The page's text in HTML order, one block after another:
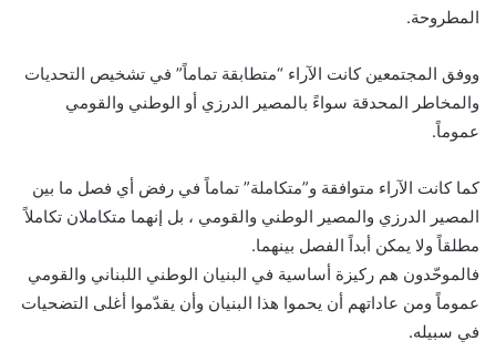
المطروحة.
ووفق المجتمعين كانت الآراء “متطابقة تماماً” في تشخيص التحديات
والمخاطر المحدقة سواءً بالمصير الدرزي أو الوطني والقومي
عموماً.
كما كانت الآراء متوافقة و”متكاملة” تماماً في رفض أي فصل ما بين
المصير الدرزي والمصير الوطني والقومي ، بل إنهما متكاملان تكاملاً
مطلقاً ولا يمكن أبداً الفصل بينهما.
فالموحّدون هم ركيزة أساسية في البنيان الوطني اللبناني والقومي
عموماً ومن عاداتهم أن يحموا هذا البنيان وأن يقدّموا أغلى التضحيات
في سبيله.